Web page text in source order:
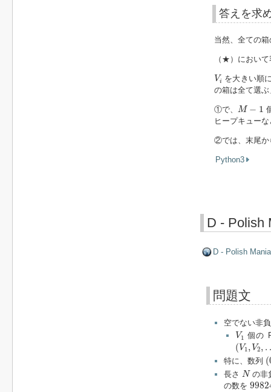
答えを求
当然、全ての
（★）におい
Vi
Vi を大きい順
の箱は全て選
①で、 M − 1
M−
ヒープキュー
②では、末尾か
Python3
D - Polish
D - Polish Mania
問題文
空でない非
V1
V1 個の
( V1, V2,
(V1,V2
特に、数列 ((
長さ N
N の非
の数を